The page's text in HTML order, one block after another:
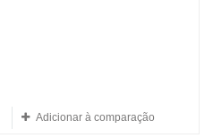
Adicionar à comparação